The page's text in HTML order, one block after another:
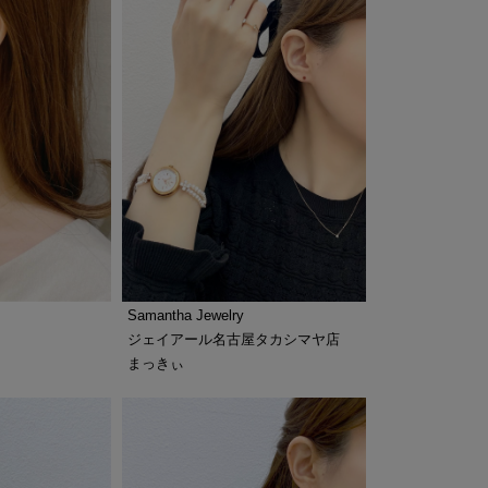
Samantha Jewelry
ジェイアール名古屋タカシマヤ店
まっきぃ